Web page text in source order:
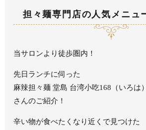
担々麺専門店の人気メニュ
当サロンより徒歩圏内！
先日ランチに伺った
麻辣担々麺 堂島 台湾小吃168（いろは）
さんのご紹介！
辛い物が食べたくなり近くで見つけた